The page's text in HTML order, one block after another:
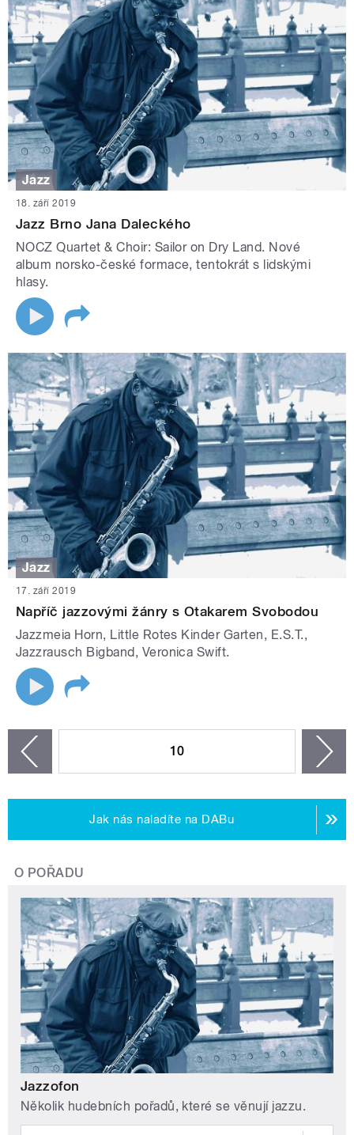
Jazz
18. září 2019
Jazz Brno Jana Daleckého
NOCZ Quartet & Choir: Sailor on Dry Land. Nové
album norsko-české formace, tentokrát s lidskými
hlasy.
Jazz
17. září 2019
Napříč jazzovými žánry s Otakarem Svobodou
Jazzmeia Horn, Little Rotes Kinder Garten, E.S.T.,
Jazzrausch Bigband, Veronica Swift.
10
Jak nás naladíte na DABu
O POŘADU
Jazzofon
Několik hudebních pořadů, které se věnují jazzu.